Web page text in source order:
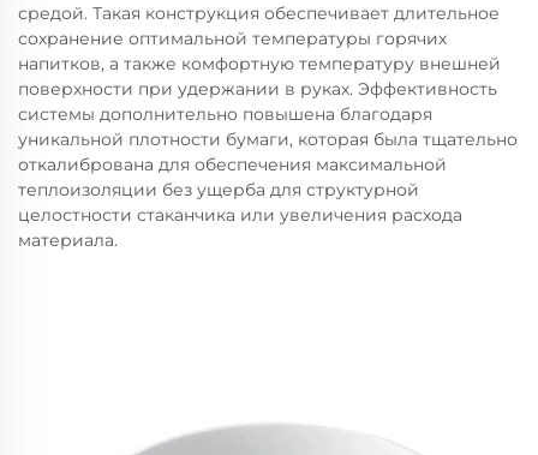
средой. Такая конструкция обеспечивает длительное
сохранение оптимальной температуры горячих
напитков, а также комфортную температуру внешней
поверхности при удержании в руках. Эффективность
системы дополнительно повышена благодаря
уникальной плотности бумаги, которая была тщательно
откалибрована для обеспечения максимальной
теплоизоляции без ущерба для структурной
целостности стаканчика или увеличения расхода
материала.